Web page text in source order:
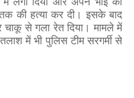
की हत्या कर दी। इसके बाद
से गला रेत दिया। मामले में
में भी पुलिस टीम सरगर्मी से